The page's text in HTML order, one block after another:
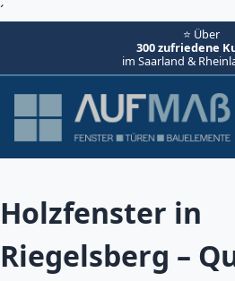
´
⭐ Über
300 zufriedene
im Saarland &
Holzfenster in
Riegelsberg –